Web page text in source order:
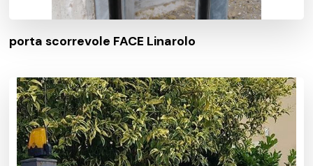
porta scorrevole FACE Linarolo